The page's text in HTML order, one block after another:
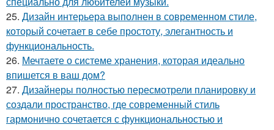
25. Дизайн интерьера выполнен в современном стиле,
который сочетает в себе простоту, элегантность и
функциональность.
26. Мечтаете о системе хранения, которая идеально
впишется в ваш дом?
27. Дизайнеры полностью пересмотрели планировку и
создали пространство, где современный стиль
гармонично сочетается с функциональностью и